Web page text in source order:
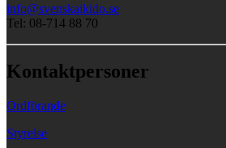
info@svenskaikido.se
Tel: 08-714 88 70
Kontaktpersoner
Ordförande
Styrelse